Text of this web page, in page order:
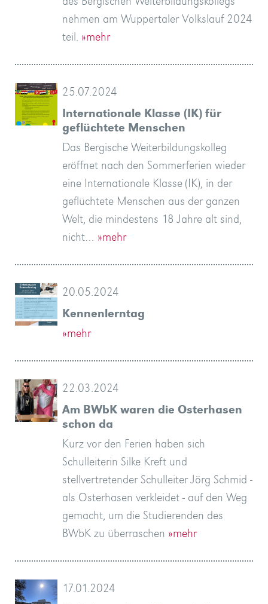
nehmen am Wuppertaler Volkslauf 2024
teil. »mehr
25.07.2024
Internationale Klasse (IK) für
geflüchtete Menschen
Das Bergische Weiterbildungskolleg
eröffnet nach den Sommerferien wieder
eine Internationale Klasse (IK), in der
geflüchtete Menschen aus der ganzen
Welt, die mindestens 18 Jahre alt sind,
nicht… »mehr
20.05.2024
Kennenlerntag
»mehr
22.03.2024
Am BWbK waren die Osterhasen
schon da
Kurz vor den Ferien haben sich
Schulleiterin Silke Kreft und
stellvertretender Schulleiter Jörg Schmid -
als Osterhasen verkleidet - auf den Weg
gemacht, um die Studierenden des
BWbK zu überraschen »mehr
17.01.2024